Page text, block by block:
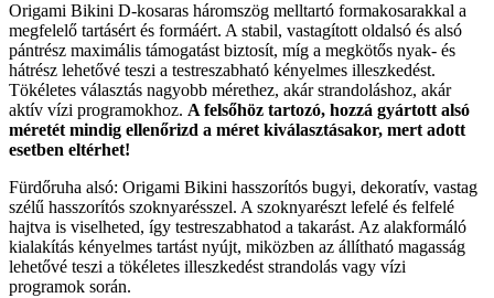
Origami Bikini D-kosaras háromszög melltartó formakosarakkal a
megfelelő tartásért és formáért. A stabil, vastagított oldalsó és alsó
pántrész maximális támogatást biztosít, míg a megkötős nyak- és
hátrész lehetővé teszi a testreszabható kényelmes illeszkedést.
Tökéletes választás nagyobb mérethez, akár strandoláshoz, akár
aktív vízi programokhoz. A felsőhöz tartozó, hozzá gyártott alsó
méretét mindig ellenőrizd a méret kiválasztásakor, mert adott
esetben eltérhet!
Fürdőruha alsó: Origami Bikini hasszorítós bugyi, dekoratív, vastag
szélű hasszorítós szoknyarésszel. A szoknyarészt lefelé és felfelé
hajtva is viselheted, így testreszabhatod a takarást. Az alakformáló
kialakítás kényelmes tartást nyújt, miközben az állítható magasság
lehetővé teszi a tökéletes illeszkedést strandolás vagy vízi
programok során.